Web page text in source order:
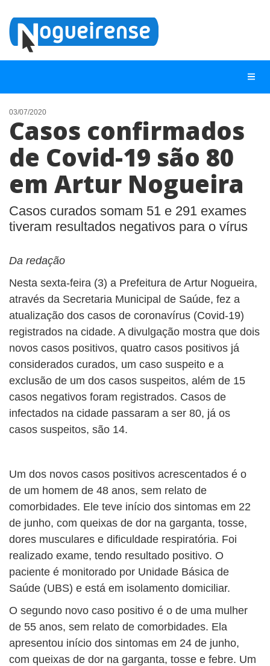
NOTÍCIAS
LISTA DIGITAL
TELEFONES ÚTEIS
CONTATO
03/07/2020
Casos confirmados
de Covid-19 são 80
em Artur Nogueira
Casos curados somam 51 e 291 exames
tiveram resultados negativos para o vírus
Da redação
Nesta sexta-feira (3) a Prefeitura de Artur Nogueira,
através da Secretaria Municipal de Saúde, fez a
atualização dos casos de coronavírus (Covid-19)
registrados na cidade. A divulgação mostra que dois
novos casos positivos, quatro casos positivos já
considerados curados, um caso suspeito e a
exclusão de um dos casos suspeitos, além de 15
casos negativos foram registrados. Casos de
infectados na cidade passaram a ser 80, já os
casos suspeitos, são 14.
Um dos novos casos positivos acrescentados é o
de um homem de 48 anos, sem relato de
comorbidades. Ele teve início dos sintomas em 22
de junho, com queixas de dor na garganta, tosse,
dores musculares e dificuldade respiratória. Foi
realizado exame, tendo resultado positivo. O
paciente é monitorado por Unidade Básica de
Saúde (UBS) e está em isolamento domiciliar.
O segundo novo caso positivo é o de uma mulher
de 55 anos, sem relato de comorbidades. Ela
apresentou início dos sintomas em 24 de junho,
com queixas de dor na garganta, tosse e febre. Um